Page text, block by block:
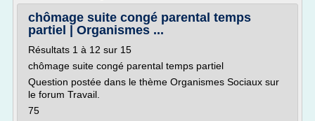
chômage suite congé parental temps
partiel | Organismes ...
Résultats 1 à 12 sur 15
chômage suite congé parental temps partiel
Question postée dans le thème Organismes Sociaux sur
le forum Travail.
75